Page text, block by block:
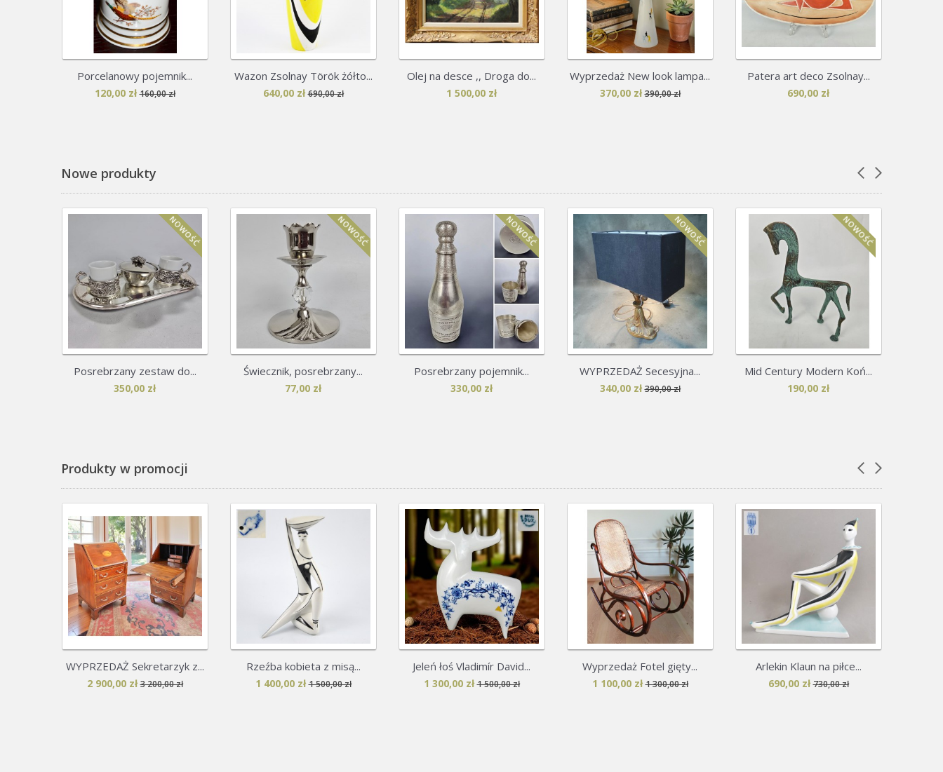
Porcelanowy pojemnik...
120,00 zł 160,00 zł
Wazon Zsolnay Török żółto...
640,00 zł 690,00 zł
Olej na desce ,, Droga do...
1 500,00 zł
Wyprzedaż New look lampa...
370,00 zł 390,00 zł
Patera art deco Zsolnay...
690,00 zł
Nowe produkty
NOWOŚĆ
Posrebrzany zestaw do...
350,00 zł
NOWOŚĆ
Świecznik, posrebrzany...
77,00 zł
NOWOŚĆ
Posrebrzany pojemnik...
330,00 zł
NOWOŚĆ
WYPRZEDAŻ Secesyjna...
340,00 zł 390,00 zł
NOWOŚĆ
Mid Century Modern Koń...
190,00 zł
Produkty w promocji
WYPRZEDAŻ Sekretarzyk z...
2 900,00 zł 3 200,00 zł
Rzeźba kobieta z misą...
1 400,00 zł 1 500,00 zł
Jeleń łoś Vladimír David...
1 300,00 zł 1 500,00 zł
Wyprzedaż Fotel gięty...
1 100,00 zł 1 300,00 zł
Arlekin Klaun na piłce...
690,00 zł 730,00 zł